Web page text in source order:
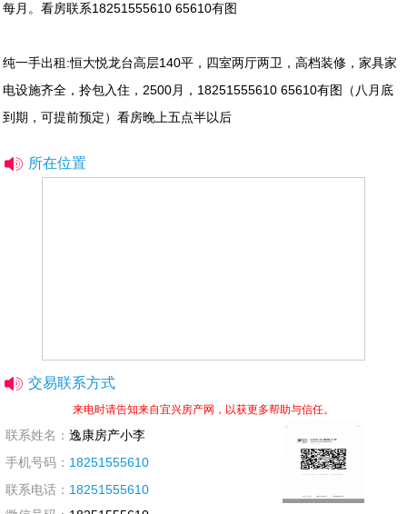
每月。看房联系18251555610 65610有图
纯一手出租:恒大悦龙台高层140平，四室两厅两卫，高档装修，家具家
电设施齐全，拎包入住，2500月，18251555610 65610有图（八月底
到期，可提前预定）看房晚上五点半以后
所在位置
交易联系方式
来电时请告知来自宜兴房产网，以获更多帮助与信任。
联系姓名： 逸康房产小李
手机号码： 18251555610
联系电话： 18251555610